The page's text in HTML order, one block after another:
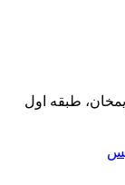
طبقه اول